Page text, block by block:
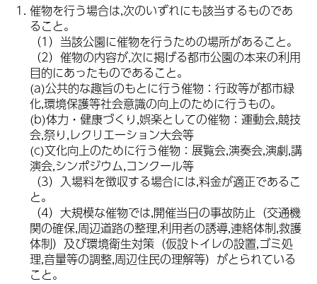
催物を行う場合は,次のいずれにも該当するものであ
ること。
（1）当該公園に催物を行うための場所があること。
（2）催物の内容が,次に掲げる都市公園の本来の利用
目的にあったものであること。
(a)公共的な趣旨のもとに行う催物：行政等が都市緑
化,環境保護等社会意識の向上のために行うもの。
(b)体力・健康づくり,娯楽としての催物：運動会,競技
会,祭り,レクリエーション大会等
(c)文化向上のために行う催物：展覧会,演奏会,演劇,講
演会,シンポジウム,コンクール等
（3）入場料を徴収する場合には,料金が適正であるこ
と。
（4）大規模な催物では,開催当日の事故防止（交通機
関の確保,周辺道路の整理,利用者の誘導,連絡体制,救護
体制）及び環境衛生対策（仮設トイレの設置,ゴミ処
理,音量等の調整,周辺住民の理解等）がとられている
こと。